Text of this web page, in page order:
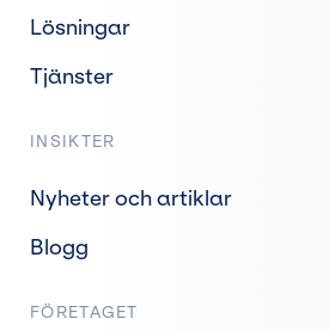
Lösningar
Tjänster
INSIKTER
Nyheter och artiklar
Blogg
FÖRETAGET